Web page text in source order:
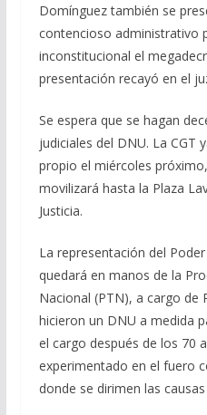
Domínguez también se
contencioso administrativo
inconstitucional el
presentación recayó en el
Se espera que se hagan
judiciales del DNU. La CGT
propio el miércoles
movilizará hasta la Plaza
Justicia.
La representación del
quedará en manos de la
Nacional (PTN), a cargo de
hicieron un DNU a medida
el cargo después de los 70
experimentado en el fuero
donde se dirimen las